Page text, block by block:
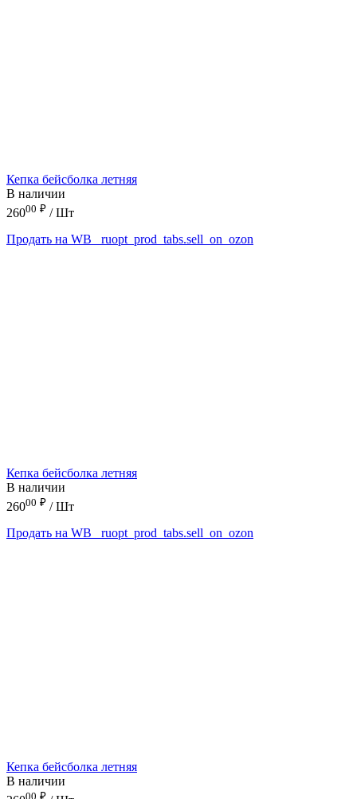
Кепка бейсболка летняя
В наличии
26000 ₽ / Шт
Продать на WB
_ruopt_prod_tabs.sell_on_ozon
Кепка бейсболка летняя
В наличии
26000 ₽ / Шт
Продать на WB
_ruopt_prod_tabs.sell_on_ozon
Кепка бейсболка летняя
В наличии
00 ₽